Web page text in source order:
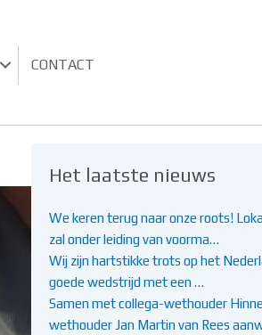
CONTACT
Het laatste nieuws
We keren terug naar onze roots!
zal onder leiding van voorma…
Wij zijn hartstikke trots op het
goede wedstrijd met een …
Samen met collega-wethouder
wethouder Jan Martin van Rees